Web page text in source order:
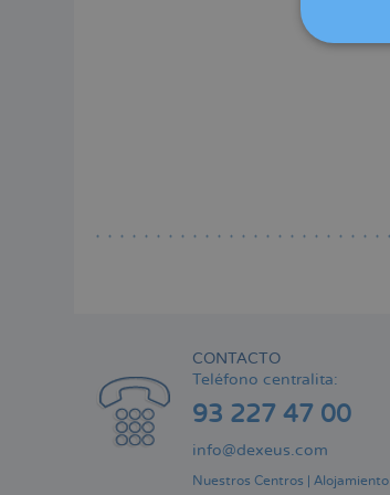
CONTACTO
Teléfono centralita:
93 227 47 00
info@dexeus.com
Nuestros Centros Alojamiento